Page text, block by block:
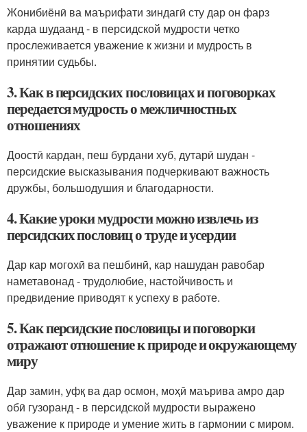
Жонибиёнӣ ва маърифати зиндагӣ сту дар он фарз
карда шудаанд - в персидской мудрости четко
прослеживается уважение к жизни и мудрость в
принятии судьбы.
3. Как в персидских пословицах и поговорках
передается мудрость о межличностных
отношениях
Доостӣ кардан, пеш бурдани хуб, дутарӣ шудан -
персидские высказывания подчеркивают важность
дружбы, большодушия и благодарности.
4. Какие уроки мудрости можно извлечь из
персидских пословиц о труде и усердии
Дар кар могохӣ ва пешбинӣ, кар нашудан равобар
наметавонад - трудолюбие, настойчивость и
предвидение приводят к успеху в работе.
5. Как персидские пословицы и поговорки
отражают отношение к природе и окружающему
миру
Дар замин, уфқ ва дар осмон, моҳӣ маърива амро дар
обӣ гузоранд - в персидской мудрости выражено
уважение к природе и умение жить в гармонии с миром.